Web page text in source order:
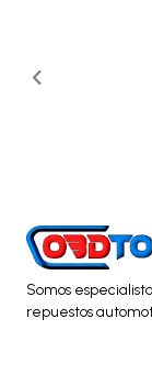
Somos
repuestos